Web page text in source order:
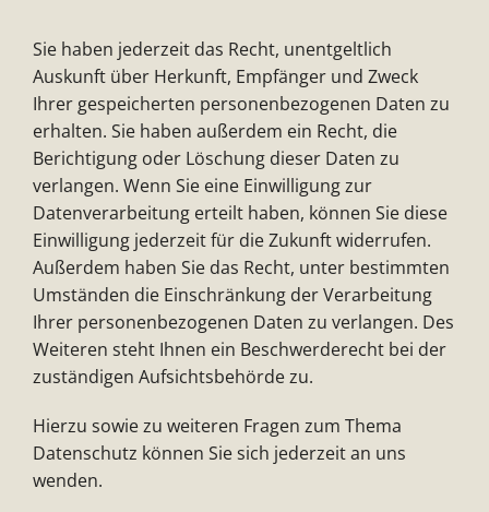
Sie haben jederzeit das Recht, unentgeltlich
Auskunft über Herkunft, Empfänger und Zweck
Ihrer gespeicherten personenbezogenen Daten zu
erhalten. Sie haben außerdem ein Recht, die
Berichtigung oder Löschung dieser Daten zu
verlangen. Wenn Sie eine Einwilligung zur
Datenverarbeitung erteilt haben, können Sie diese
Einwilligung jederzeit für die Zukunft widerrufen.
Außerdem haben Sie das Recht, unter bestimmten
Umständen die Einschränkung der Verarbeitung
Ihrer personenbezogenen Daten zu verlangen. Des
Weiteren steht Ihnen ein Beschwerderecht bei der
zuständigen Aufsichtsbehörde zu.
Hierzu sowie zu weiteren Fragen zum Thema
Datenschutz können Sie sich jederzeit an uns
wenden.